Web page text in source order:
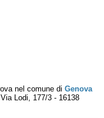
nel comune di Genova
Via Lodi, 177/3 - 16138